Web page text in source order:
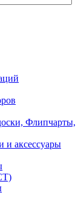
Флипчарты,
и аксессуары